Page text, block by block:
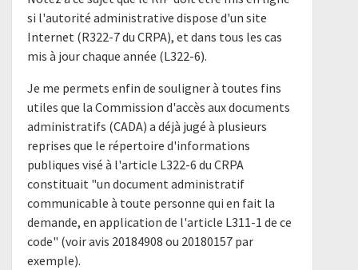
si l'autorité administrative dispose d'un site
Internet (R322-7 du CRPA), et dans tous les cas
mis à jour chaque année (L322-6).
Je me permets enfin de souligner à toutes fins
utiles que la Commission d'accès aux documents
administratifs (CADA) a déjà jugé à plusieurs
reprises que le répertoire d'informations
publiques visé à l'article L322-6 du CRPA
constituait "un document administratif
communicable à toute personne qui en fait la
demande, en application de l'article L311-1 de ce
code" (voir avis 20184908 ou 20180157 par
exemple).